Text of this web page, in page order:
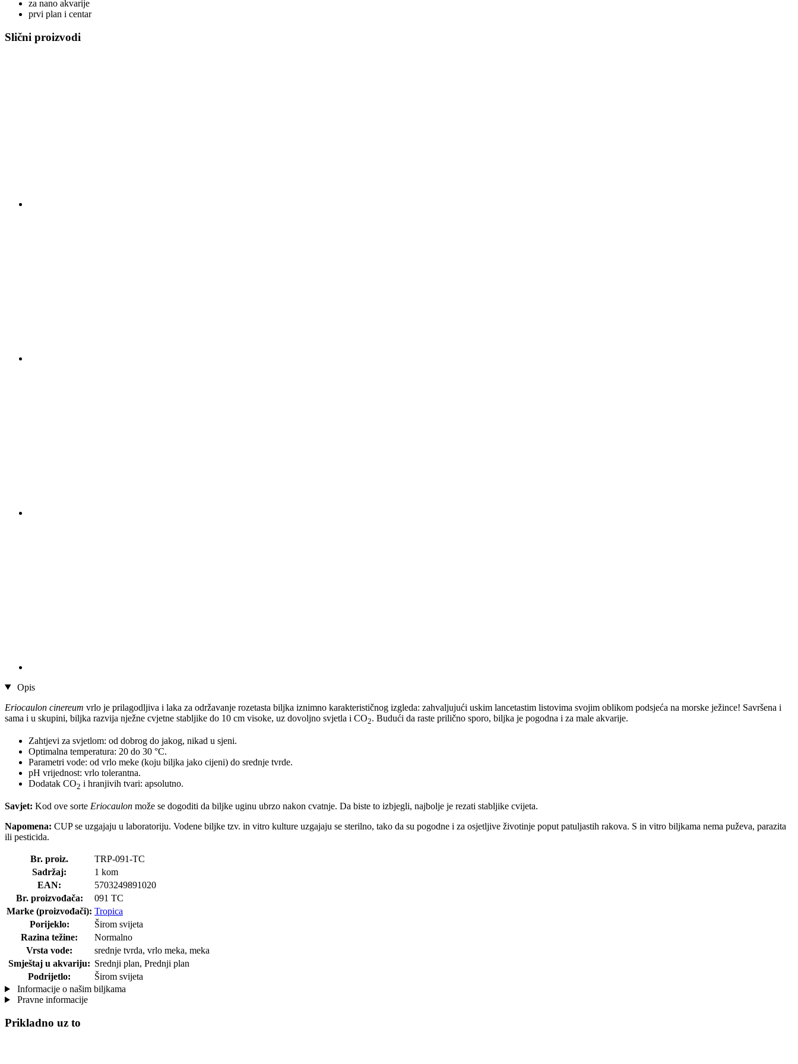
za nano akvarije
prvi plan i centar
Slični proizvodi
Opis
Eriocaulon cinereum vrlo je prilagodljiva i laka za održavanje rozetasta biljka iznimno karakterističnog izgleda: zahvaljujući uskim lancetastim listovima svojim oblikom podsjeća na morske ježince! Savršena i
sama i u skupini, biljka razvija nježne cvjetne stabljike do 10 cm visoke, uz dovoljno svjetla i CO2. Budući da raste prilično sporo, biljka je pogodna i za male akvarije.
Zahtjevi za svjetlom: od dobrog do jakog, nikad u sjeni.
Optimalna temperatura: 20 do 30 °C.
Parametri vode: od vrlo meke (koju biljka jako cijeni) do srednje tvrde.
pH vrijednost: vrlo tolerantna.
Dodatak CO2 i hranjivih tvari: apsolutno.
Savjet: Kod ove sorte Eriocaulon može se dogoditi da biljke uginu ubrzo nakon cvatnje. Da biste to izbjegli, najbolje je rezati stabljike cvijeta.
Napomena: CUP se uzgajaju u laboratoriju. Vodene biljke tzv. in vitro kulture uzgajaju se sterilno, tako da su pogodne i za osjetljive životinje poput patuljastih rakova. S in vitro biljkama nema puževa, parazita
ili pesticida.
Br. proiz.
TRP-091-TC
Sadržaj:
1 kom
EAN:
5703249891020
Br. proizvođača:
091 TC
Marke (proizvođači): Tropica
Porijeklo:
Širom svijeta
Razina težine:
Normalno
Vrsta vode:
srednje tvrda, vrlo meka, meka
Smještaj u akvariju: Srednji plan, Prednji plan
Podrijetlo:
Širom svijeta
Informacije o našim biljkama
Pravne informacije
Prikladno uz to